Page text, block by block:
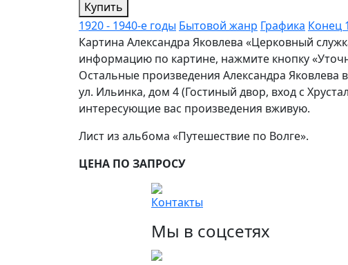
Купить
1920 - 1940-е годы Бытовой жанр Графика Конец
Картина Александра Яковлева «Церковный
информацию по картине, нажмите кнопку
Остальные произведения Александра
ул. Ильинка, дом 4 (Гостиный двор, вход с
интересующие вас произведения вживую.
Лист из альбома «Путешествие по Волге».
ЦЕНА ПО ЗАПРОСУ
Контакты
Мы в соцсетях